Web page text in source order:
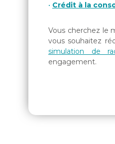
Crédit à la
Vous cherchez le
vous souhaitez
simulation de
engagement.